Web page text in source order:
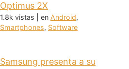
Optimus 2X
1.8k vistas en Android,
Smartphones, Software
Samsung presenta a su